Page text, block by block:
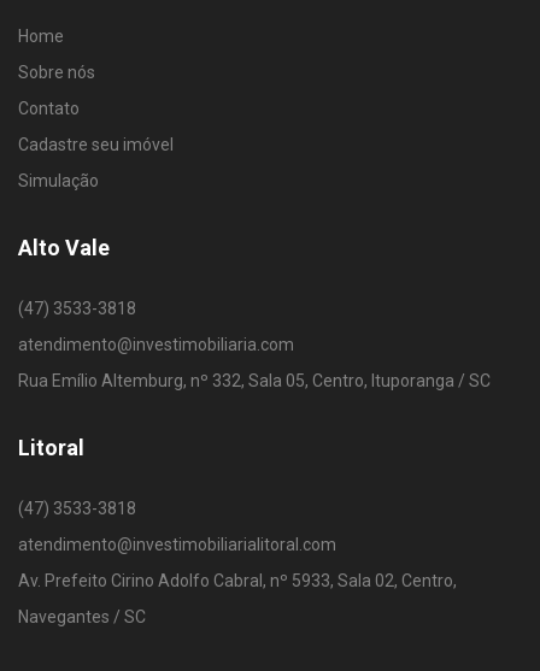
Home
Sobre nós
Contato
Cadastre seu imóvel
Simulação
Alto Vale
(47) 3533-3818
atendimento@investimobiliaria.com
Rua Emílio Altemburg, nº 332, Sala 05, Centro, Ituporanga / SC
Litoral
(47) 3533-3818
atendimento@investimobiliarialitoral.com
Av. Prefeito Cirino Adolfo Cabral, nº 5933, Sala 02, Centro,
Navegantes / SC